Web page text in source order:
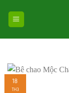
18
TH3